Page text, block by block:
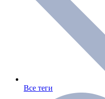
Все теги